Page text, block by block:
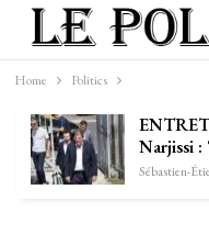
Home Politics
Narjissi :